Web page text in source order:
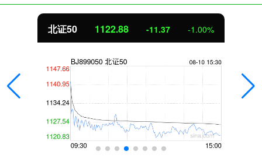
北证50 1122.88 -11.37 -1.00%